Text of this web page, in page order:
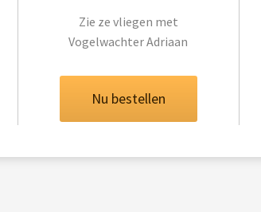
Zie ze vliegen met
Vogelwachter Adriaan
Nu bestellen